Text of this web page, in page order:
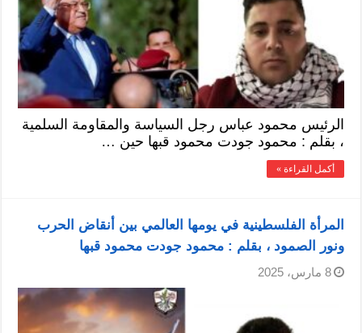
الرئيس محمود عباس رجل السياسة والمقاومة السلمية
، بقلم : محمود جودت محمود قبها حين …
أكمل القراءة »
المرأة الفلسطينية في يومها العالمي بين أنقاض الحرب
ونور الصمود ، بقلم : محمود جودت محمود قبها
8 مارس، 2025